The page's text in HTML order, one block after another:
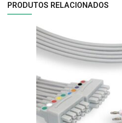
PRODUTOS RELACIONADOS